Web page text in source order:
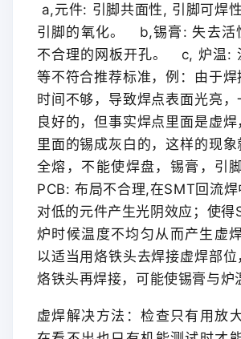
a,元件: 引脚共面性, 引脚可焊
引脚的氧化。
b,锡膏: 失去活
不合理的网板开孔。
c, 炉温:
等不符合推荐标准，例：由于焊
时间不够，导致焊点表面光亮，
良好的，但事实焊点里面是虚
里面的锡成灰白的，这样的现
全熔，不能使焊盘，锡膏，引
PCB: 布局不合理,在SMT回流
对低的元件产生光阴效应；使得
炉时候温度不均匀从而产生虚焊
以适当用烙铁头去焊接虚焊部位
烙铁头再焊接，可能使锡膏与炉
虚焊解决方法：检查只有用放